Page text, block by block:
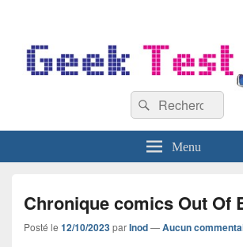
Recherche :
Rechercher
Menu
Chronique comics Out Of
Posté le 12/10/2023parInod—Aucun